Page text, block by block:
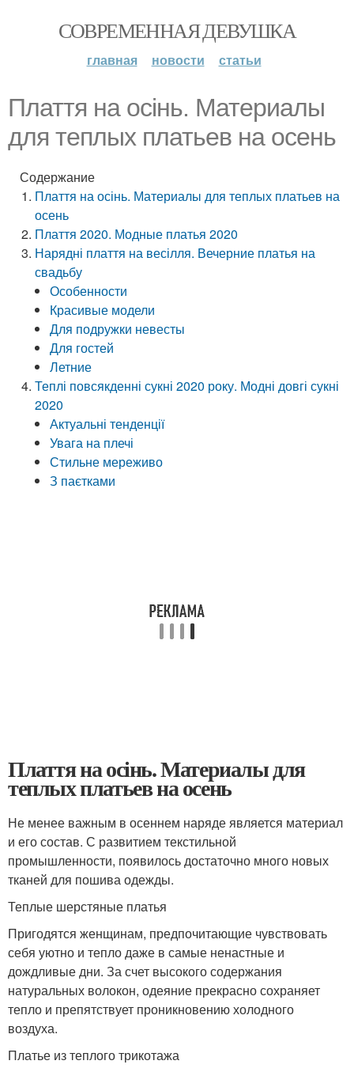
СОВРЕМЕННАЯ ДЕВУШКА
главная новости статьи
Плаття на осінь. Материалы
для теплых платьев на осень
Содержание
Плаття на осінь. Материалы для теплых платьев на
осень
Плаття 2020. Модные платья 2020
Нарядні плаття на весілля. Вечерние платья на
свадьбу
Особенности
Красивые модели
Для подружки невесты
Для гостей
Летние
Теплі повсякденні сукні 2020 року. Модні довгі сукні
2020
Актуальні тенденції
Увага на плечі
Стильне мереживо
З паєтками
Плаття на осінь. Материалы для
теплых платьев на осень
Не менее важным в осеннем наряде является материал
и его состав. С развитием текстильной
промышленности, появилось достаточно много новых
тканей для пошива одежды.
Теплые шерстяные платья
Пригодятся женщинам, предпочитающие чувствовать
себя уютно и тепло даже в самые ненастные и
дождливые дни. За счет высокого содержания
натуральных волокон, одеяние прекрасно сохраняет
тепло и препятствует проникновению холодного
воздуха.
Платье из теплого трикотажа